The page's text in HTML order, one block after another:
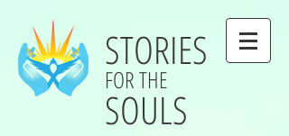
STORIES
FOR THE
SOULS